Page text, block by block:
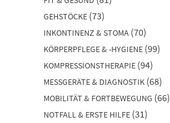
GEHSTÖCKE (73)
INKONTINENZ & STOMA (70)
KÖRPERPFLEGE & -HYGIENE (99)
KOMPRESSIONSTHERAPIE (94)
MESSGERÄTE & DIAGNOSTIK (68)
MOBILITÄT & FORTBEWEGUNG (66)
NOTFALL & ERSTE HILFE (31)